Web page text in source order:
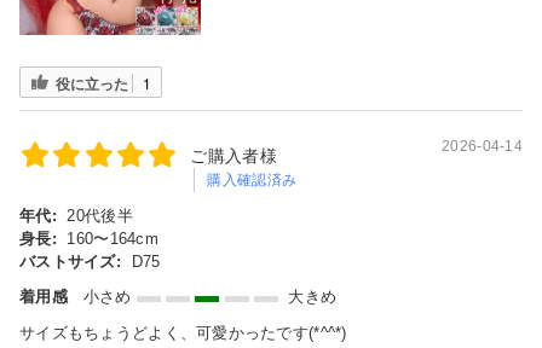
役に立った 1
ご購入者様
購入確認済み
2026-04-14
年代:
20代後半
身長:
160〜164cm
バストサイズ:
D75
着用感
小さめ
大きめ
サイズもちょうどよく、可愛かったです(*^^*)